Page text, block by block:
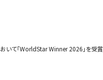
て「WorldStar Winner 2026」を受賞